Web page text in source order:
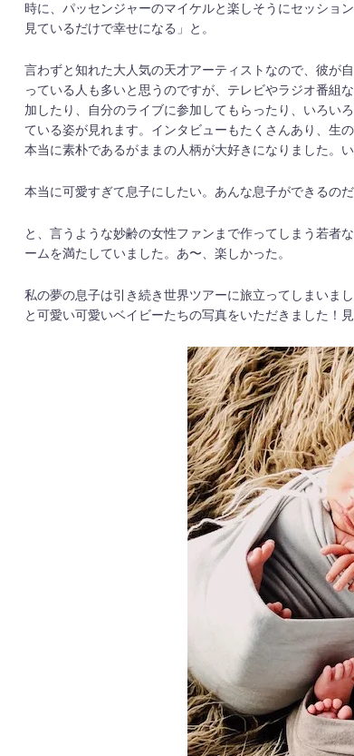
時に、パッセンジャーのマイケルと楽しそうにセッショ
見ているだけで幸せになる」と。
言わずと知れた大人気の天才アーティストなので、彼が
っている人も多いと思うのですが、テレビやラジオ番組
加したり、自分のライブに参加してもらったり、いろい
ている姿が見れます。インタビューもたくさんあり、生
本当に素朴であるがままの人柄が大好きになりました。
本当に可愛すぎて息子にしたい。あんな息子ができるの
と、言うような妙齢の女性ファンまで作ってしまう若者
ームを満たしていました。あ〜、楽しかった。
私の夢の息子は引き続き世界ツアーに旅立ってしまいま
と可愛い可愛いベイビーたちの写真をいただきました！